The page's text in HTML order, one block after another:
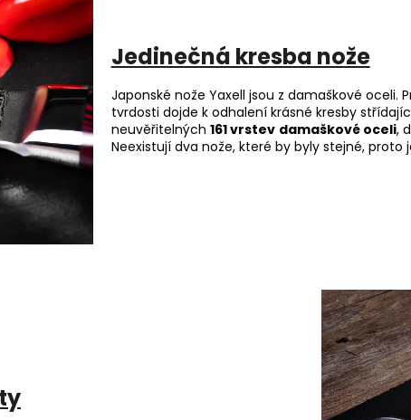
Jedinečná kresba nože
Japonské nože Yaxell jsou z damaškové oceli.
tvrdosti dojde k odhalení krásné kresby
neuvěřitelných 161 vrstev damaškové oceli,
Neexistují dva nože, které by byly stejné, proto